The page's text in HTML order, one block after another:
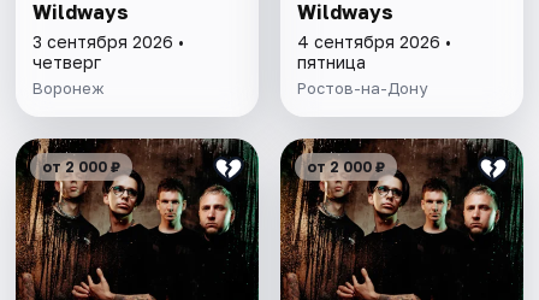
Wildways
3 сентября 2026 •
четверг
Воронеж
Wildways
4 сентября 2026 •
пятница
Ростов-на-Дону
от 2 000 ₽ от 2 000 ₽